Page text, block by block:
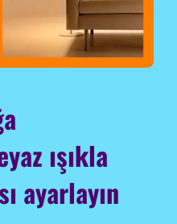
ışıkla
ayarlayın